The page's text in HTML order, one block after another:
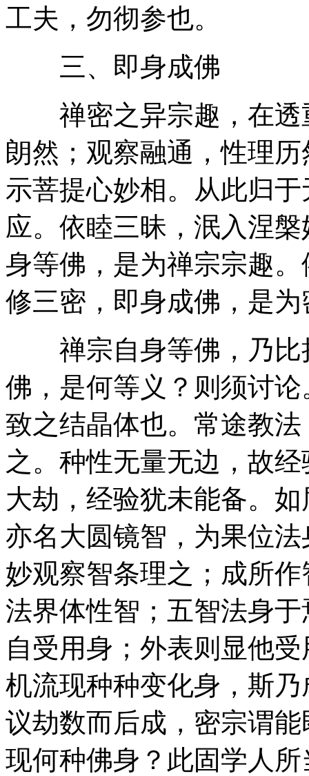
工夫，勿彻参也。
三、即身成佛
禅密之异宗趣，在透
朗然；观察融通，性理
示菩提心妙相。从此归
应。依睦三昧，泯入涅
身等佛，是为禅宗宗趣
修三密，即身成佛，是
禅宗自身等佛，乃比
佛，是何等义？则须讨
致之结晶体也。常途教
之。种性无量无边，故
大劫，经验犹未能备。
亦名大圆镜智，为果位
妙观察智条理之；成所
法界体性智；五智法身
自受用身；外表则显他
机流现种种变化身，斯
议劫数而后成，密宗谓
现何种佛身？此固学人